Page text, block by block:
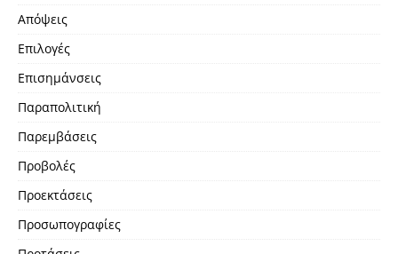
Απόψεις
Επιλογές
Επισημάνσεις
Παραπολιτική
Παρεμβάσεις
Προβολές
Προεκτάσεις
Προσωπογραφίες